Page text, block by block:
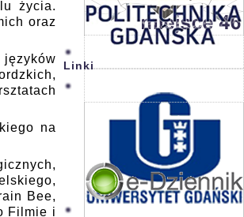
życia.
oraz
języków
na
Bee,
Filmie i
Linki